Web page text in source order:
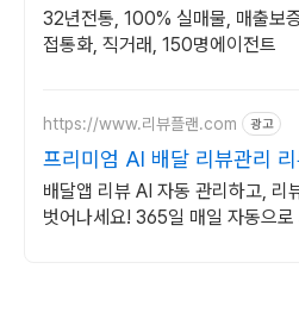
래 & 안전중개거래
32년전통, 100% 실매물, 매출보
접통화, 직거래, 150명에이전트
https://www.리뷰플랜.com 광고
프리미엄 AI 배달 리뷰관리 리
레인 완벽 처리!
배달앱 리뷰 AI 자동 관리하고, 리
벗어나세요! 365일 매일 자동으로